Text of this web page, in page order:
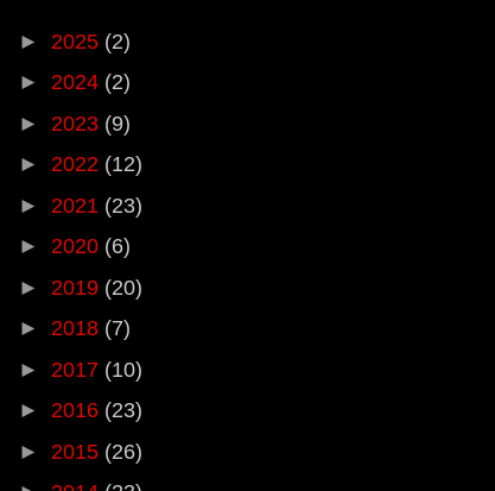
► 2025 (2)
► 2024 (2)
► 2023 (9)
► 2022 (12)
► 2021 (23)
► 2020 (6)
► 2019 (20)
► 2018 (7)
► 2017 (10)
► 2016 (23)
► 2015 (26)